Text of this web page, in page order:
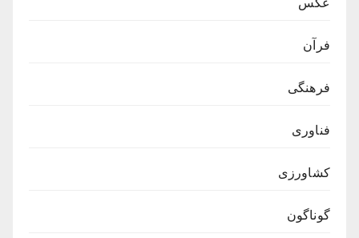
عکس
فرآن
فرهنگی
فناوری
کشاورزی
گوناگون